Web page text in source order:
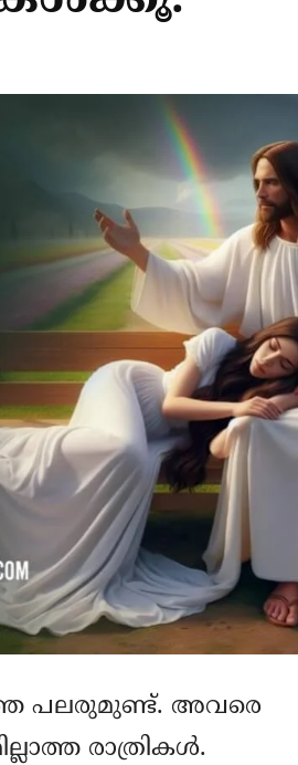
പലരുമുണ്ട്. അവരെ
രാത്രികള്‍.